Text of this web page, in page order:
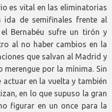
es vital en las eliminatorias
de semifinales frente al
Bernabéu sufre un tirón y
al no haber cambios en la
que salvan al Madrid y
por la mínima. Sin
en la vuelta y también
en lo que supuso la gran
figurar en un once para la